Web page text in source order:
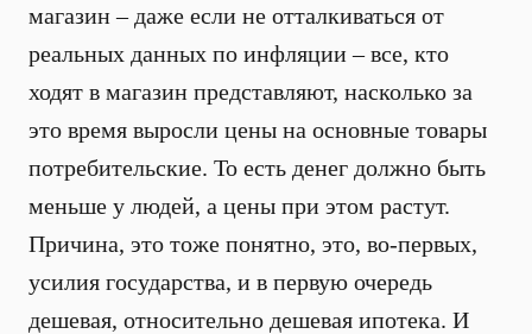
магазин – даже если не отталкиваться от
реальных данных по инфляции – все, кто
ходят в магазин представляют, насколько за
это время выросли цены на основные товары
потребительские. То есть денег должно быть
меньше у людей, а цены при этом растут.
Причина, это тоже понятно, это, во-первых,
усилия государства, и в первую очередь
дешевая, относительно дешевая ипотека. И